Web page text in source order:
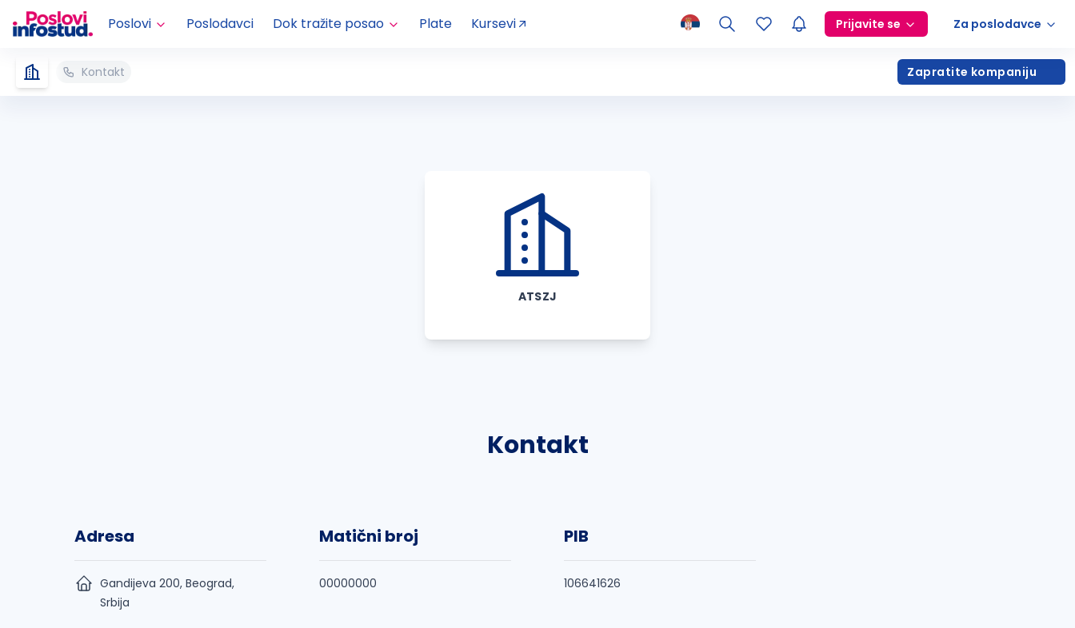
Poslovi Poslodavci Dok tražite posao Plate Kursevi Prijavite se Za poslodavce
Kontakt Zapratite kompaniju
ATSZJ
Kontakt
Adresa
Gandijeva 200, Beograd,
Srbija
Matični broj
00000000
PIB
106641626